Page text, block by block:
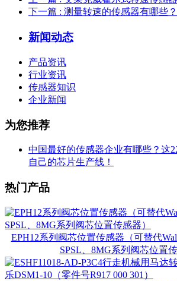
下一篇 : 测量转速的传感器有哪些？
新闻动态
产品资讯
行业资讯
传感器知识
企业新闻
为您推荐
中国最好的传感器企业有哪些？这
自己的芯片生产线！
热门产品
EPH12系列阀芯位置传感器（可替代
SPSL、8MG系列阀芯位置传